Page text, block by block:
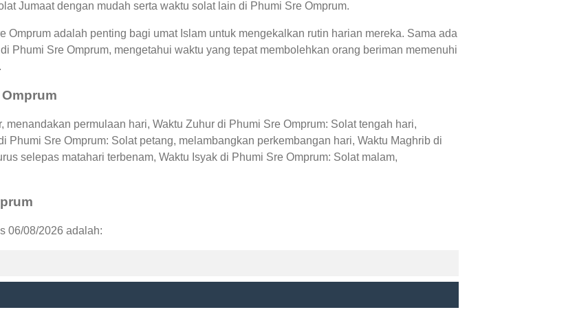
Jumaat dengan mudah serta waktu solat lain di Phumi Sre Omprum.
Omprum adalah penting bagi umat Islam untuk mengekalkan rutin harian mereka. Sama ada
Phumi Sre Omprum, mengetahui waktu yang tepat membolehkan orang beriman memenuhi
menandakan permulaan hari, Waktu Zuhur di Phumi Sre Omprum: Solat tengah hari,
Phumi Sre Omprum: Solat petang, melambangkan perkembangan hari, Waktu Maghrib di
selepas matahari terbenam, Waktu Isyak di Phumi Sre Omprum: Solat malam,
06/08/2026 adalah: